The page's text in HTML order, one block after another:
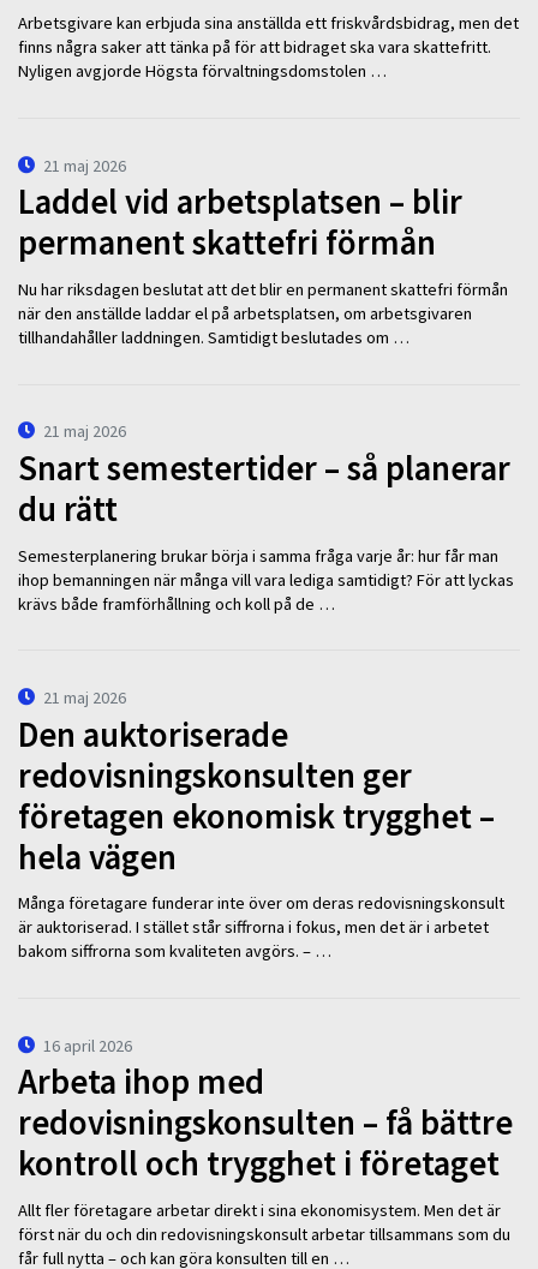
Arbetsgivare kan erbjuda sina anställda ett friskvårdsbidrag, men det
finns några saker att tänka på för att bidraget ska vara skattefritt.
Nyligen avgjorde Högsta förvaltningsdomstolen …
21 maj 2026
Laddel vid arbetsplatsen – blir
permanent skattefri förmån
Nu har riksdagen beslutat att det blir en permanent skattefri förmån
när den anställde laddar el på arbetsplatsen, om arbetsgivaren
tillhandahåller laddningen. Samtidigt beslutades om …
21 maj 2026
Snart semestertider – så planerar
du rätt
Semesterplanering brukar börja i samma fråga varje år: hur får man
ihop bemanningen när många vill vara lediga samtidigt? För att lyckas
krävs både framförhållning och koll på de …
21 maj 2026
Den auktoriserade
redovisningskonsulten ger
företagen ekonomisk trygghet –
hela vägen
Många företagare funderar inte över om deras redovisningskonsult
är auktoriserad. I stället står siffrorna i fokus, men det är i arbetet
bakom siffrorna som kvaliteten avgörs. – …
16 april 2026
Arbeta ihop med
redovisningskonsulten – få bättre
kontroll och trygghet i företaget
Allt fler företagare arbetar direkt i sina ekonomisystem. Men det är
först när du och din redovisningskonsult arbetar tillsammans som du
får full nytta – och kan göra konsulten till en …